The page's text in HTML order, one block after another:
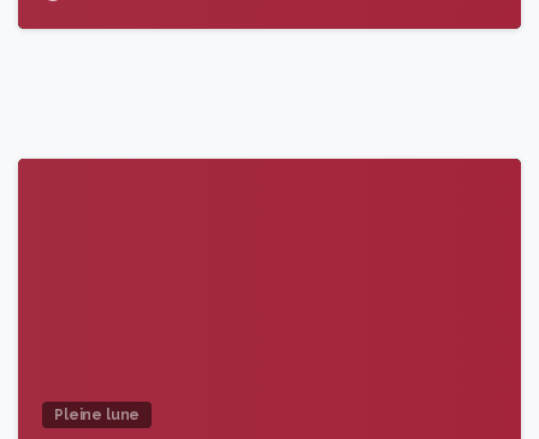
Pleine lune